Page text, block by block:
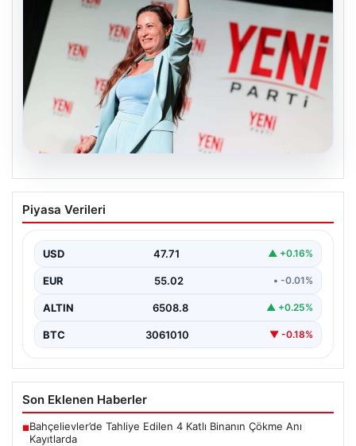
Yeni Parti Manisa İl Başkanı İlksen
Özalper Rüşvet Soruşturması
Manisa'da yürütülen önemli bir rüşvet soruşturmasında
Piyasa Verileri
USD 47.71 ▲ +0.16%
EUR 55.02 • -0.01%
ALTIN 6508.8 ▲ +0.25%
BTC 3061010 ▼ -0.18%
Son Eklenen Haberler
■Bahçelievler’de Tahliye Edilen 4 Katlı Binanın Çökme Anı
Kayıtlarda